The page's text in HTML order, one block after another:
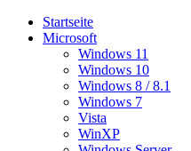
Startseite
Microsoft
Windows 11
Windows 10
Windows 8 / 8.1
Windows 7
Vista
WinXP